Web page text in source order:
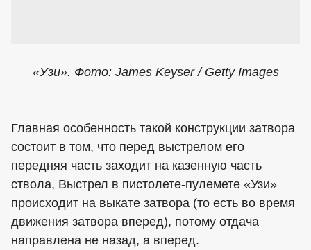
«Узи». Фото: James Keyser / Getty Images
Главная особенность такой конструкции затвора
состоит в том, что перед выстрелом его
передняя часть заходит на казенную часть
ствола, Выстрел в пистолете-пулемете «Узи»
происходит на выкате затвора (то есть во время
движения затвора вперед), потому отдача
направлена не назад, а вперед.